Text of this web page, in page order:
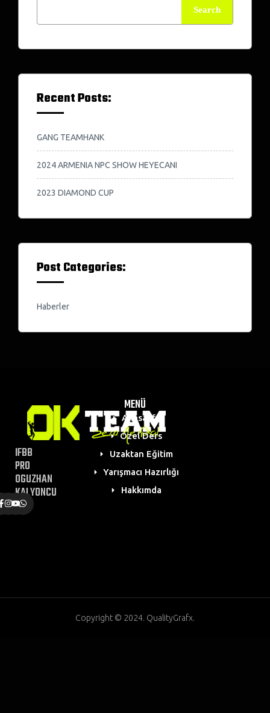
Search
Recent Posts:
GANG TEAMHANK
2024 ARMENIA NPC SHOW HEYECANI
2023 DIAMOND CUP
Post Categories:
Haberler
IFBB
PRO
OGUZHAN
KALYONCU
MENÜ
Anasayfa
Özel Ders
Uzaktan Eğitim
Yarışmacı Hazırlığı
Hakkımda
Copyright © 2024. QualityGrafx.